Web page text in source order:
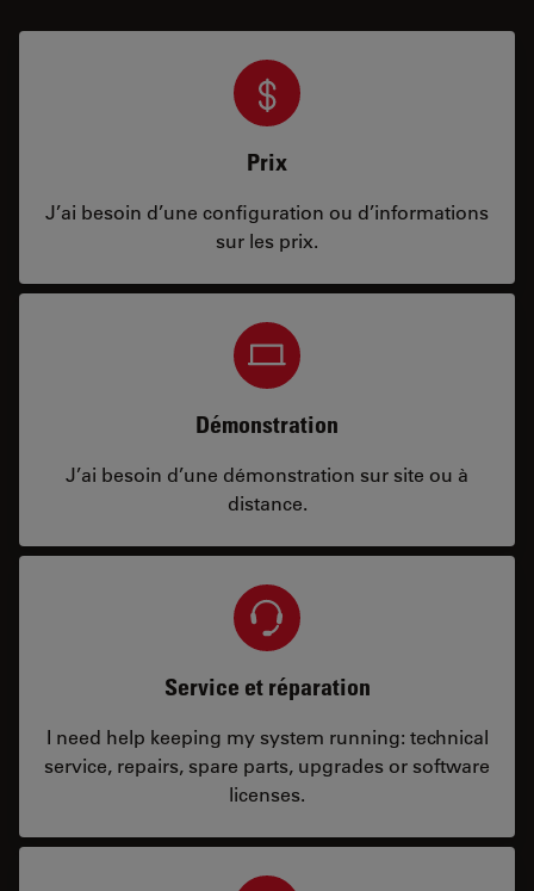
Prix
J’ai besoin d’une configuration ou d’informations
sur les prix.
Démonstration
J’ai besoin d’une démonstration sur site ou à
distance.
Service et réparation
I need help keeping my system running: technical
service, repairs, spare parts, upgrades or software
licenses.